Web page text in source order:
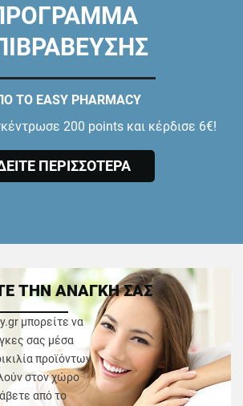
ΤΟ EASY PHARMACY
200 points και κέρδισε 6€!
ΠΕΡΙΣΣΟΤΕΡΑ
ΤΗΝ ΑΝΑΓΚΗ ΣΑΣ
μπορείτε να
σας μέσα
προϊόντων
στον χώρο
από το